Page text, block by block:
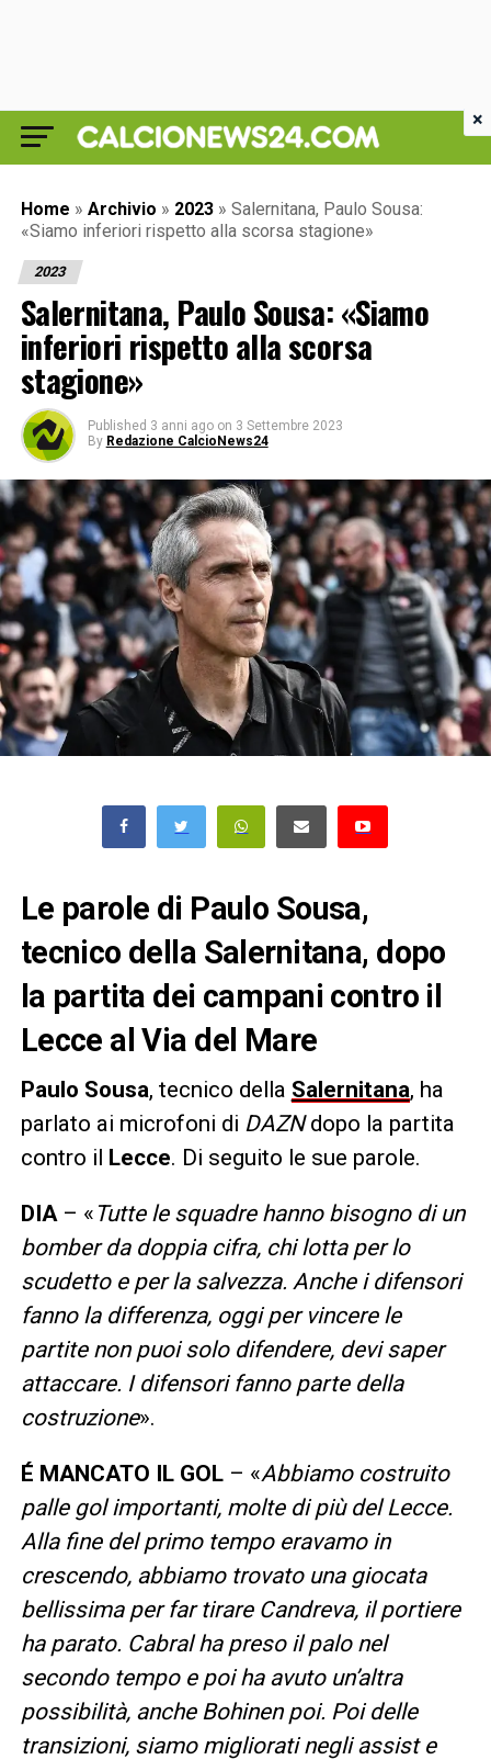
Home » Archivio » 2023 » Salernitana, Paulo Sousa:
«Siamo inferiori rispetto alla scorsa stagione»
2023
Salernitana, Paulo Sousa: «Siamo
inferiori rispetto alla scorsa
stagione»
Published 3 anni ago on 3 Settembre 2023
By Redazione CalcioNews24
Le parole di Paulo Sousa,
tecnico della Salernitana, dopo
la partita dei campani contro il
Lecce al Via del Mare
Paulo Sousa, tecnico della Salernitana, ha
parlato ai microfoni di DAZNdopo la partita
contro il Lecce. Di seguito le sue parole.
DIA– « Tutte le squadre hanno bisogno di un
bomber da doppia cifra, chi lotta per lo
scudetto e per la salvezza. Anche i difensori
fanno la differenza, oggi per vincere le
partite non puoi solo difendere, devi saper
attaccare. I difensori fanno parte della
costruzione».
É MANCATO IL GOL– «Abbiamo costruito
palle gol importanti, molte di più del Lecce.
Alla fine del primo tempo eravamo in
crescendo, abbiamo trovato una giocata
bellissima per far tirare Candreva, il portiere
ha parato. Cabral ha preso il palo nel
secondo tempo e poi ha avuto un’altra
possibilità, anche Bohinen poi. Poi delle
transizioni, siamo migliorati negli assist e
×